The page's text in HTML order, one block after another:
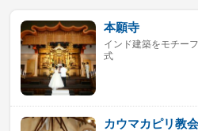
本願寺
インド建築をモチー
式
カウマカピリ教会